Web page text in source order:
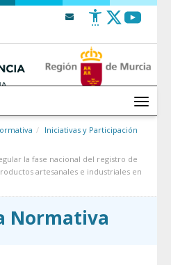
Menú
Iniciativas y Participación
la fase nacional del registro de
artesanales e industriales en
Normativa